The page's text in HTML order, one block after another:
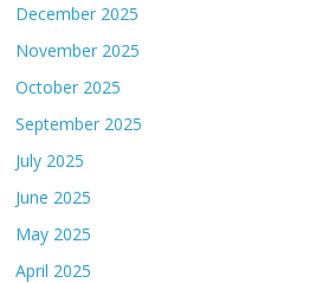
December 2025
November 2025
October 2025
September 2025
July 2025
June 2025
May 2025
April 2025